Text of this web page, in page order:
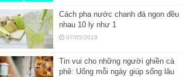
Cách pha nước chanh đá ngon đều
nhau 10 ly như 1
07/05/2019
Tin vui cho những người ghiền cà
phê: Uống mỗi ngày giúp sống lâu